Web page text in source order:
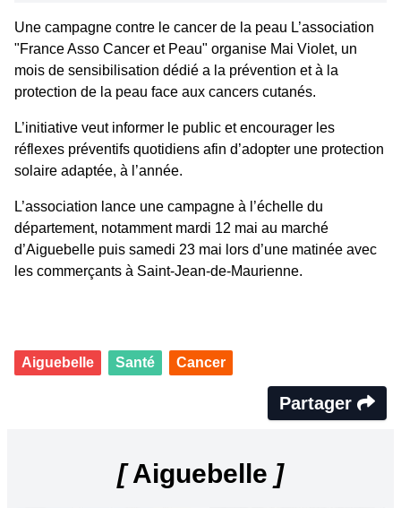
Une campagne contre le cancer de la peau L’association
"France Asso Cancer et Peau" organise Mai Violet, un
mois de sensibilisation dédié a la prévention et à la
protection de la peau face aux cancers cutanés.
L’initiative veut informer le public et encourager les
réflexes préventifs quotidiens afin d’adopter une protection
solaire adaptée, à l’année.
L’association lance une campagne à l’échelle du
département, notamment mardi 12 mai au marché
d’Aiguebelle puis samedi 23 mai lors d’une matinée avec
les commerçants à Saint-Jean-de-Maurienne.
Aiguebelle Santé Cancer
Partager
[Aiguebelle ]